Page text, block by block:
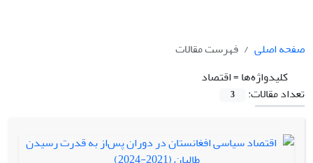
صفحه اصلی
فهرست مقالات
کلیدواژه‌ها =اقتصاد
تعداد مقالات:
3